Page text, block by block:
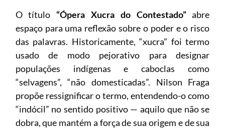
O título “Ópera Xucra do Contestado”abre
espaço para uma reflexão sobre o poder e o risco
das palavras. Historicamente, “xucra” foi termo
usado de modo pejorativo para designar
populações indígenas e caboclas como
“selvagens”, “não domesticadas”. Nilson Fraga
propõe ressignificar o termo, entendendo-o como
“indócil” no sentido positivo — aquilo que não se
dobra, que mantém a força de sua origem e de sua